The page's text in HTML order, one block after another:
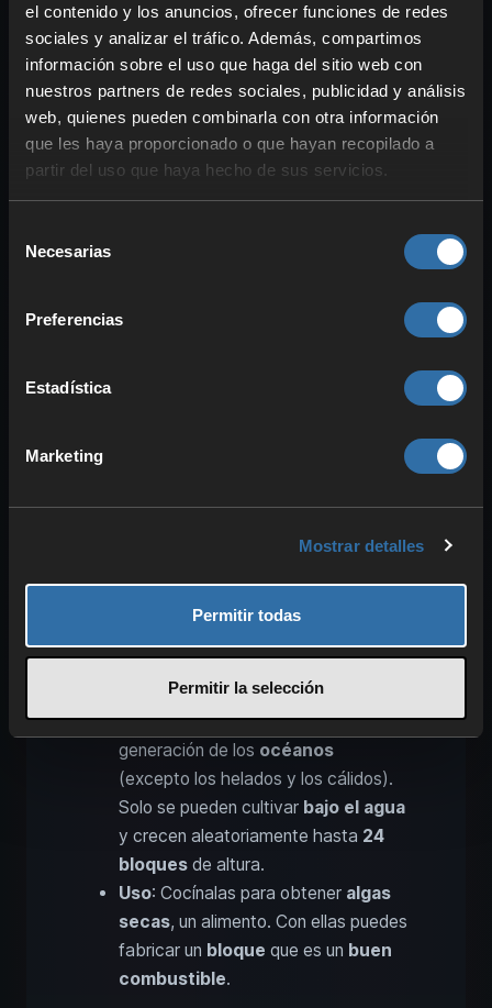
el contenido y los anuncios, ofrecer funciones de redes
sociales y analizar el tráfico. Además, compartimos
información sobre el uso que haga del sitio web con
nuestros partners de redes sociales, publicidad y análisis
web, quienes pueden combinarla con otra información
que les haya proporcionado o que hayan recopilado a
partir del uso que haya hecho de sus servicios.
Necesarias
Preferencias
Estadística
Marketing
Mostrar detalles
Permitir todas
Permitir la selección
partes. Necesitaagua adyacente.
Uso: Con ella puedes fabricar
azúcar, pero probablemente lo más
importante sea elpapel
Bambú
cualquierdesiertoy enbaldíos.
al contacto. Puede
Ubicación: Forman parte de la
generación de los océanos
(excepto los helados y los cálidos).
Solo se pueden cultivar bajo el agua
y crecen aleatoriamente hasta 24
bloques de altura.
Uso: Cocínalas para obtener algas
secas, un alimento. Con ellas puedes
fabricar un bloque que es un buen
combustible.